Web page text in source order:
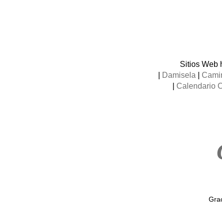
Sitios Web
Damisela
Calendario